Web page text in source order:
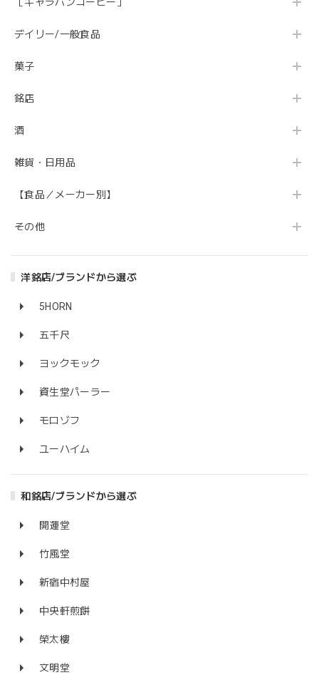
デイリー/一般食品
菓子
銘店
酒
雑貨・日用品
【食品／メーカー別】
その他
洋銘店/ブランドから選ぶ
5HORN
五千尺
ヨックモック
資生堂パーラー
モロゾフ
ユーハイム
和銘店/ブランドから選ぶ
開運堂
竹風堂
新宿中村屋
中央軒煎餅
榮太樓
文明堂